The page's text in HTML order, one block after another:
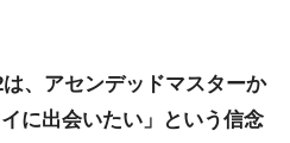
、アセンデッドマスターか
に出会いたい」という信念